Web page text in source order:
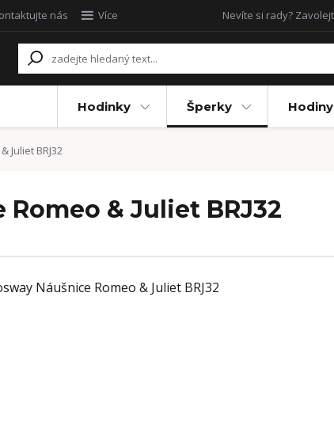
nás Více Nevíte si rady?
Hodinky Šperky Hodiny
Juliet BRJ32
& Juliet BRJ32